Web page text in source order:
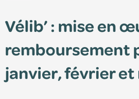
Édition 2025
Édition 2024
Vélib’ : mise en
remboursement
janvier, février et